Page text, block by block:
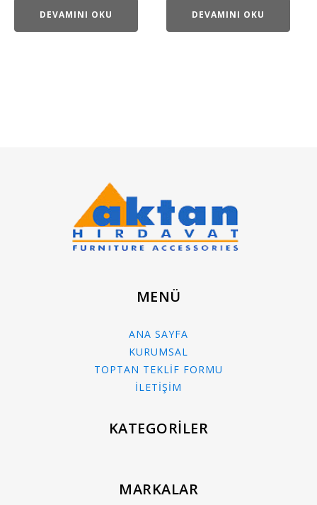
DEVAMINI OKU DEVAMINI OKU
MENÜ
ANA SAYFA
KURUMSAL
TOPTAN TEKLİF FORMU
İLETİŞİM
KATEGORİLER
MARKALAR